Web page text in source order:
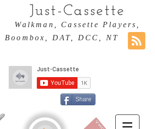
Just-Cassette
Walkman, Cassette Players,
Boombox, DAT, DCC, NT
Share